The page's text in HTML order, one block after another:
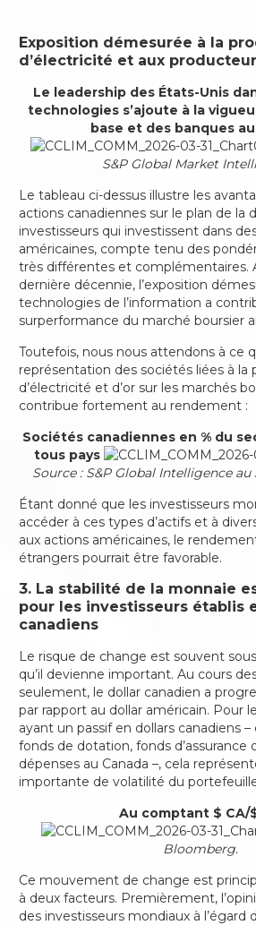
Exposition démesurée à la
d’électricité et aux
Le leadership des États-Unis
technologies s’ajoute à la
base et des banques
S&P Global Market
Le tableau ci-dessus illustre les
actions canadiennes sur le plan de la
investisseurs qui investissent dans
américaines, compte tenu des
très différentes et complémentaires.
dernière décennie, l’exposition
technologies de l’information a
surperformance du marché boursier
Toutefois, nous nous attendons à ce
représentation des sociétés liées à la
d’électricité et d’or sur les marchés
contribue fortement au rendement :
Sociétés canadiennes en % du
tous pays
Source : S&P Global Intelligence au
Étant donné que les investisseurs
accéder à ces types d’actifs et à
aux actions américaines, le
étrangers pourrait être favorable.
3. La stabilité de la monnaie
pour les investisseurs établis
canadiens
Le risque de change est souvent
qu’il devienne important. Au cours
seulement, le dollar canadien a
par rapport au dollar américain. Pour
ayant un passif en dollars canadiens
fonds de dotation, fonds d’assurance
dépenses au Canada –, cela
importante de volatilité du
Au comptant $ CA/
Bloomberg.
Ce mouvement de change est
à deux facteurs. Premièrement,
des investisseurs mondiaux à l’égard